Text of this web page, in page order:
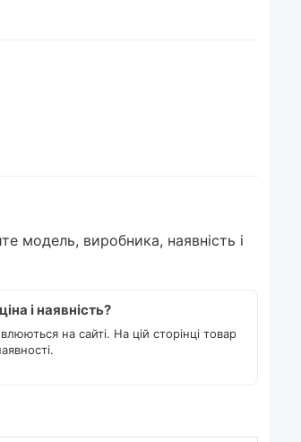
модель, виробника, наявність і
і наявність?
на сайті. На цій сторінці товар